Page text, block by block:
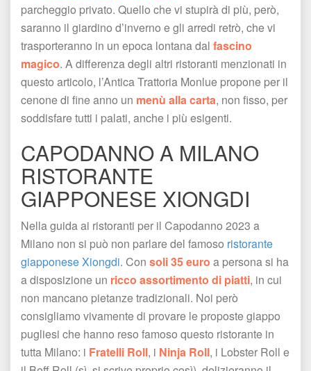
parcheggio privato. Quello che vi stupirà di più, però,
aranno il giardino d’inverno e gli arredi retrò, che vi
trasporteranno in un epoca lontana dal fascino
magico. A differenza degli altri ristoranti menzionati in
questo articolo, l’Antica Trattoria Monlue propone per il
cenone di fine anno un menù alla carta, non fisso, per
oddisfare tutti i palati, anche i più esigenti.
CAPODANNO A MILANO
RISTORANTE
GIAPPONESE XIONGDI
Nella guida ai ristoranti per il Capodanno 2023 a
Milano non si può non parlare del famoso ristorante
giapponese Xiongdi. Con oli 35 euro a persona si ha
a disposizione un ricco assortimento di piatti, in cui
non mancano pietanze tradizionali. Noi però
consigliamo vivamente di provare le proposte giappo
pugliesi che hanno reso famoso questo ristorante in
tutta Milano: i Fratelli Roll, i Ninja Roll, i Lobster Roll e